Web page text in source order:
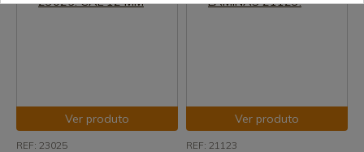
Ver produto
REF: 23025
Ver produto
REF: 21123